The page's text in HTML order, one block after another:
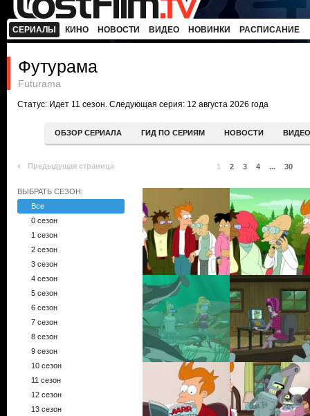
СЕРИАЛЫ КИНО НОВОСТИ ВИДЕО НОВИНКИ РАСПИСАНИЕ
Футурама
Futurama
Статус: Идет 11 сезон. Следующая серия: 12 августа 2026 года
ОБЗОР СЕРИАЛА ГИД ПО СЕРИЯМ НОВОСТИ ВИДЕО
Предыдущая страница 1 2 3 4 ... 30
ВЫБРАТЬ СЕЗОН:
Все
0 сезон
1 сезон
2 сезон
3 сезон
4 сезон
5 сезон
6 сезон
7 сезон
8 сезон
9 сезон
10 сезон
11 сезон
12 сезон
13 сезон